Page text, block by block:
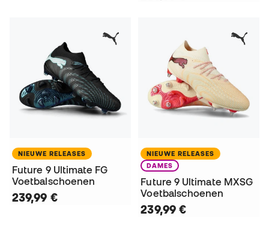
NIEUWE RELEASES
Future 9 Ultimate FG
Voetbalschoenen
239,99 €
NIEUWE RELEASES
DAMES
Future 9 Ultimate MXSG
Voetbalschoenen
239,99 €